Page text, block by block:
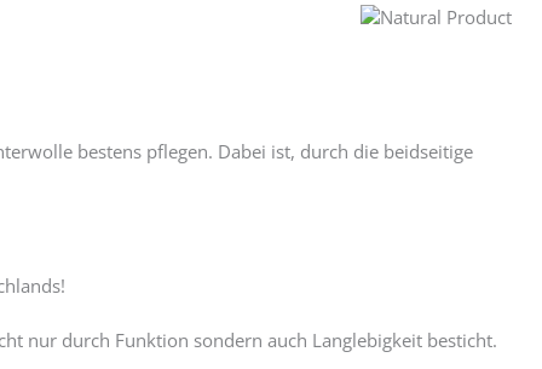
bestens pflegen. Dabei ist, durch die beidseitige
nur durch Funktion sondern auch Langlebigkeit besticht.